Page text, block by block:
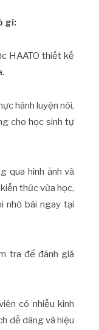
gì:
HAATO thiết kế
hành luyện nói,
cho học sinh tự
qua hình ảnh và
thức vừa học,
nhớ bài ngay tại
tra để đánh giá
có nhiều kinh
dễ dàng và hiệu